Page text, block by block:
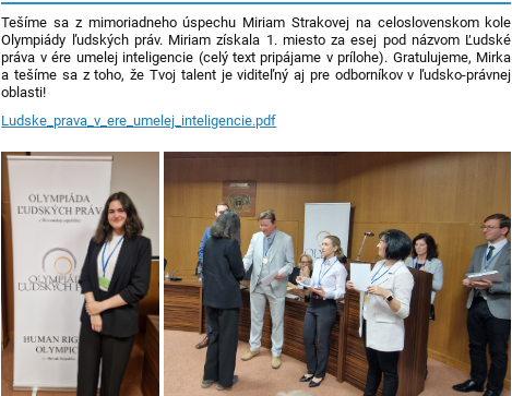
Tešíme sa z mimoriadneho úspechu Miriam Strakovej na celoslovenskom kole
Olympiády ľudských práv. Miriam získala 1. miesto za esej pod názvom Ľudské
práva v ére umelej inteligencie (celý text pripájame v prílohe). Gratulujeme, Mirka
a tešíme sa z toho, že Tvoj talent je viditeľný aj pre odborníkov v ľudsko-právnej
oblasti!
Ludske_prava_v_ere_umelej_inteligencie.pdf